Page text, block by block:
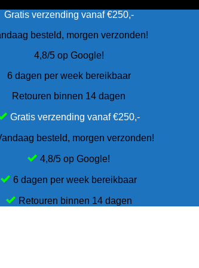
Gratis verzending vanaf €250,-
besteld, morgen verzonden!
4,8/5 op Google!
6 dagen per week bereikbaar
Retouren binnen 14 dagen
Gratis verzending vanaf €250,-
besteld, morgen verzonden!
4,8/5 op Google!
6 dagen per week bereikbaar
Retouren binnen 14 dagen